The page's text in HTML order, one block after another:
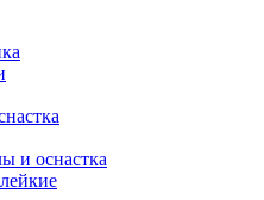
и оснастка